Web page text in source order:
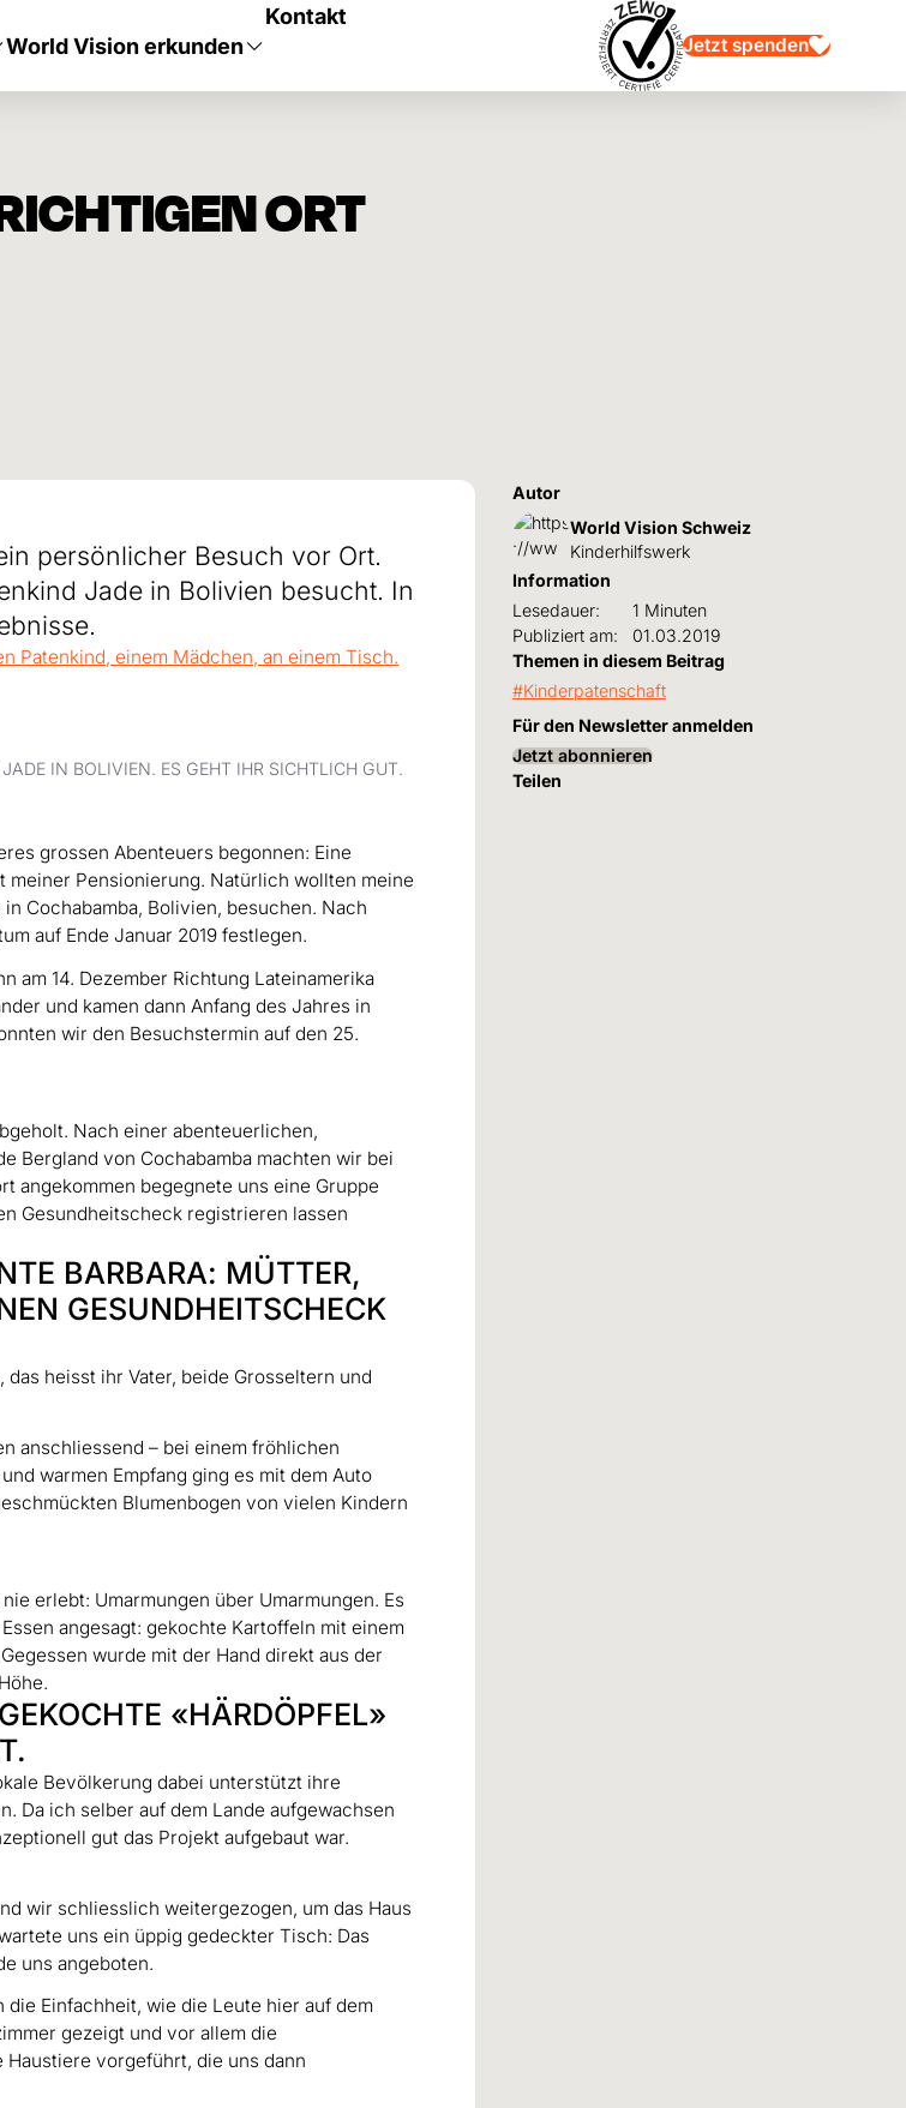
World Vision erkunden
Kontakt
Jetzt spenden
ORT
persönlicher Besuch vor Ort.
Jade in Bolivien besucht. In
IN BOLIVIEN. ES GEHT IHR SICHTLICH GUT.
grossen Abenteuers begonnen: Eine
meiner Pensionierung. Natürlich wollten meine
Cochabamba, Bolivien, besuchen. Nach
auf Ende Januar 2019 festlegen.
am 14. Dezember Richtung Lateinamerika
und kamen dann Anfang des Jahres in
wir den Besuchstermin auf den 25.
Nach einer abenteuerlichen,
Bergland von Cochabamba machten wir bei
angekommen begegnete uns eine Gruppe
Gesundheitscheck registrieren lassen
BARBARA: MÜTTER,
GESUNDHEITSCHECK
heisst ihr Vater, beide Grosseltern und
anschliessend – bei einem fröhlichen
warmen Empfang ging es mit dem Auto
Blumenbogen von vielen Kindern
erlebt: Umarmungen über Umarmungen. Es
angesagt: gekochte Kartoffeln mit einem
wurde mit der Hand direkt aus der
«HÄRDÖPFEL»
Bevölkerung dabei unterstützt ihre
Da ich selber auf dem Lande aufgewachsen
gut das Projekt aufgebaut war.
wir schliesslich weitergezogen, um das Haus
uns ein üppig gedeckter Tisch: Das
uns angeboten.
Einfachheit, wie die Leute hier auf dem
gezeigt und vor allem die
vorgeführt, die uns dann
Autor
World Vision Schweiz
Kinderhilfswerk
Information
Lesedauer:
1 Minuten
Publiziert am:
01.03.2019
Themen in diesem Beitrag
Kinderpatenschaft
Für den Newsletter anmelden
Jetzt abonnieren
Teilen